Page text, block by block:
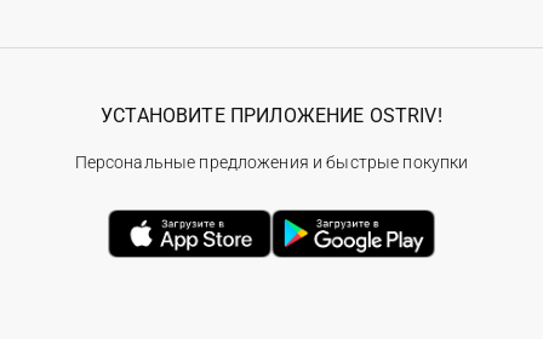
УСТАНОВИТЕ ПРИЛОЖЕНИЕ OSTRIV!
Персональные предложения и быстрые покупки